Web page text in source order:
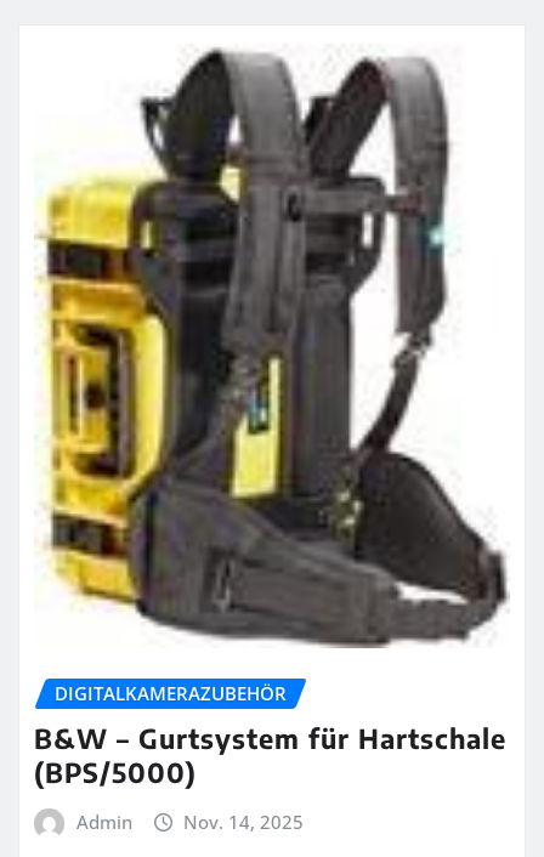
DIGITALKAMERAZUBEHÖR
B&W – Gurtsystem für Hartschale
(BPS/5000)
Admin Nov. 14, 2025